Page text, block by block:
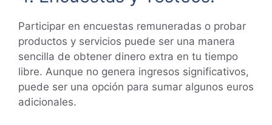
Participar en encuestas remuneradas o probar
productos y servicios puede ser una manera
sencilla de obtener dinero extra en tu tiempo
libre. Aunque no genera ingresos significativos,
puede ser una opción para sumar algunos euros
adicionales.